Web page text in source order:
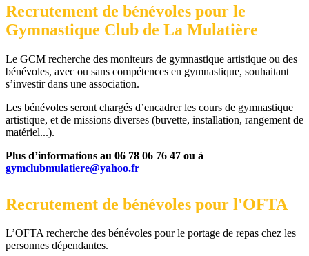
Recrutement de bénévoles pour le
Gymnastique Club de La Mulatière
Le GCM recherche des moniteurs de gymnastique artistique ou des
bénévoles, avec ou sans compétences en gymnastique, souhaitant
s’investir dans une association.
Les bénévoles seront chargés d’encadrer les cours de gymnastique
artistique, et de missions diverses (buvette, installation, rangement de
matériel...).
Plus d’informations au 06 78 06 76 47 ou à
gymclubmulatiere@yahoo.fr
Recrutement de bénévoles pour l'OFTA
L’OFTA recherche des bénévoles pour le portage de repas chez les
personnes dépendantes.